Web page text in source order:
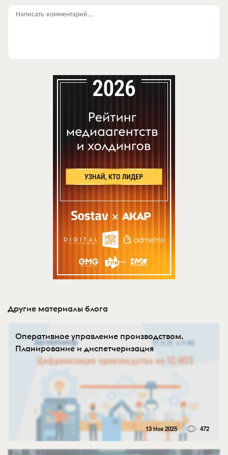
Написать комментарий...
Другие материалы блога
Оперативное управление производством.
Планирование и диспетчеризация
13 Ноя 2025 472